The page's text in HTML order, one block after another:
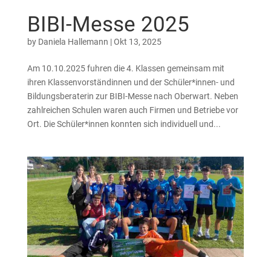
BIBI-Messe 2025
by Daniela Hallemann |Okt 13, 2025
Am 10.10.2025 fuhren die 4. Klassen gemeinsam mit
ihren Klassenvorständinnen und der Schüler*innen- und
Bildungsberaterin zur BIBI-Messe nach Oberwart. Neben
zahlreichen Schulen waren auch Firmen und Betriebe vor
Ort. Die Schüler*innen konnten sich individuell und...